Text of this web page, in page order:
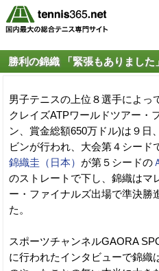
勝利の錦織 「緊張もありました
男子テニスの上位８選手によっ
クレイズATPワールドツアー・
ン、賞金総額650万ドル)は９日
ビンが行われ、大会第４シード
錦織圭（日本） が第５シードの
のストレートで下し、錦織はマ
ー・ファイナルズ出場で準決勝
た。
スポーツチャンネルGAORA
に行われたインタビューで錦織